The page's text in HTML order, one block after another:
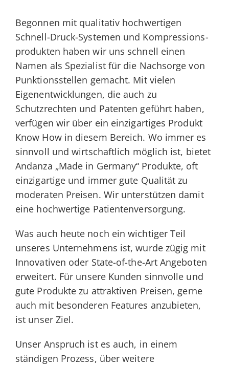
Begonnen mit qualitativ hochwertigen
Schnell-Druck-Systemen und Kompressions­
produkten haben wir uns schnell einen
Namen als Spezialist für die Nachsorge von
Punktionsstellen gemacht. Mit vielen
Eigenentwicklungen, die auch zu
Schutzrechten und Patenten geführt haben,
verfügen wir über ein einzigartiges Produkt
Know How in diesem Bereich. Wo immer es
sinnvoll und wirtschaftlich möglich ist, bietet
Andanza „Made in Germany“ Produkte, oft
einzigartige und immer gute Qualität zu
moderaten Preisen. Wir unterstützen damit
eine hochwertige Patientenversorgung.
Was auch heute noch ein wichtiger Teil
unseres Unternehmens ist, wurde zügig mit
Innovativen oder State-of-the-Art Angeboten
erweitert. Für unsere Kunden sinnvolle und
gute Produkte zu attraktiven Preisen, gerne
auch mit besonderen Features anzubieten,
ist unser Ziel.
Unser Anspruch ist es auch, in einem
ständigen Prozess, über weitere